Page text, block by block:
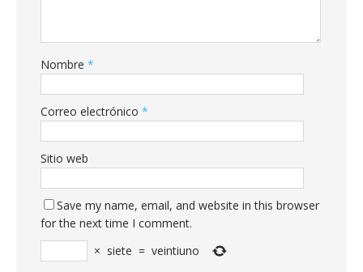
Nombre *
Correo electrónico *
Sitio web
Save my name, email, and website in this browser
for the next time I comment.
× siete = veintiuno